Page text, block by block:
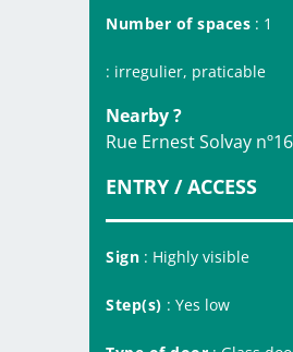
Number of spaces : 1
: irregulier, praticable
Nearby ?
Rue Ernest Solvay nº16
ENTRY / ACCESS
Sign : Highly visible
Step(s) : Yes low